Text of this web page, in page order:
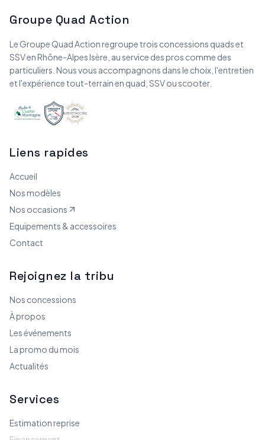
Groupe Quad Action
Le Groupe Quad Action regroupe trois concessions quads et
SSV en Rhône-Alpes Isère, au service des pros comme des
particuliers. Nous vous accompagnons dans le choix, l'entretien
et l'expérience tout-terrain en quad, SSV ou scooter.
Liens rapides
Accueil
Nos modèles
Nos occasions
Equipements & accessoires
Contact
Rejoignez la tribu
Nos concessions
À propos
Les événements
La promo du mois
Actualités
Services
Estimation reprise